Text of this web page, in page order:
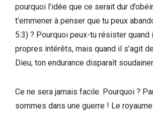
pourquoi l’idée que ce serait dur
t’emmener à penser que tu peux
5:3) ? Pourquoi peux-tu résister quand
propres intérêts, mais quand il s’agit
Dieu, ton endurance disparaît
Ce ne sera jamais facile. Pourquoi ?
sommes dans une guerre ! Le